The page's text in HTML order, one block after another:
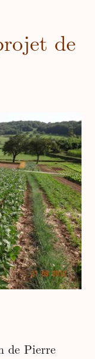
de
de Pierre